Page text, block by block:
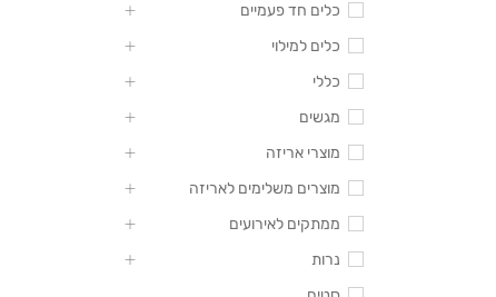
כלים חד פעמיים
כלים למילוי
כללי
מגשים
מוצרי אריזה
מוצרים משלימים לאריזה
ממתקים לאירועים
נרות